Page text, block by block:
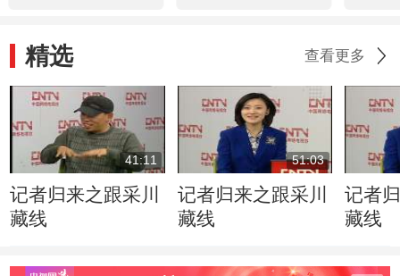
精选 查看更多
41:11
记者归来之跟采川
藏线
51:03
记者归来之跟采川
藏线
记者
藏线